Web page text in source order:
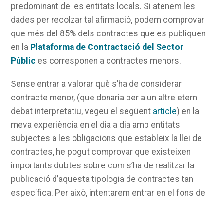
predominant de les entitats locals. Si atenem les
dades per recolzar tal afirmació, podem comprovar
que més del 85% dels contractes que es publiquen
en la Plataforma de Contractació del Sector
Públic es corresponen a contractes menors.
Sense entrar a valorar què s’ha de considerar
contracte menor, (que donaria per a un altre etern
debat interpretatiu, vegeu el següent article) en la
meva experiència en el dia a dia amb entitats
subjectes a les obligacions que estableix la llei de
contractes, he pogut comprovar que existeixen
importants dubtes sobre com s’ha de realitzar la
publicació d’aquesta tipologia de contractes tan
específica. Per això, intentarem entrar en el fons de